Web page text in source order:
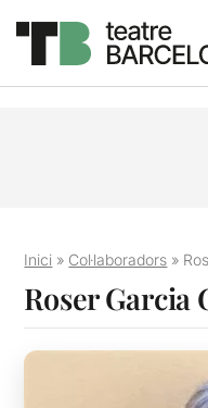
Inici » Col·laboradors »
Roser Garcia